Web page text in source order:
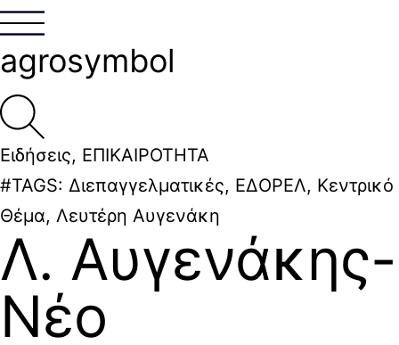
agrosymbol
Ειδήσεις, ΕΠΙΚΑΙΡΟΤΗΤΑ
#TAGS: Διεπαγγελματικές, ΕΔΟΡΕΛ, Κεντρικό
Θέμα, Λευτέρη Αυγενάκη
Λ. Αυγενάκης-
Νέο